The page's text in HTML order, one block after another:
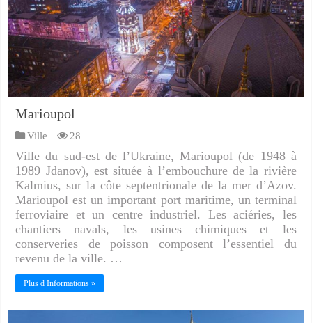
Marioupol
Ville 28
Ville du sud-est de l’Ukraine, Marioupol (de 1948 à
1989 Jdanov), est située à l’embouchure de la rivière
Kalmius, sur la côte septentrionale de la mer d’Azov.
Marioupol est un important port maritime, un terminal
ferroviaire et un centre industriel. Les aciéries, les
chantiers navals, les usines chimiques et les
conserveries de poisson composent l’essentiel du
revenu de la ville. …
Plus d Informations »